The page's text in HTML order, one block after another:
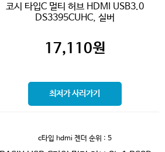
코시 타입C 멀티 허브 HDMI USB3.0
DS3395CUHC, 실버
17,110원
최저가 사러가기
c타입 hdmi 젠더 순위 : 5